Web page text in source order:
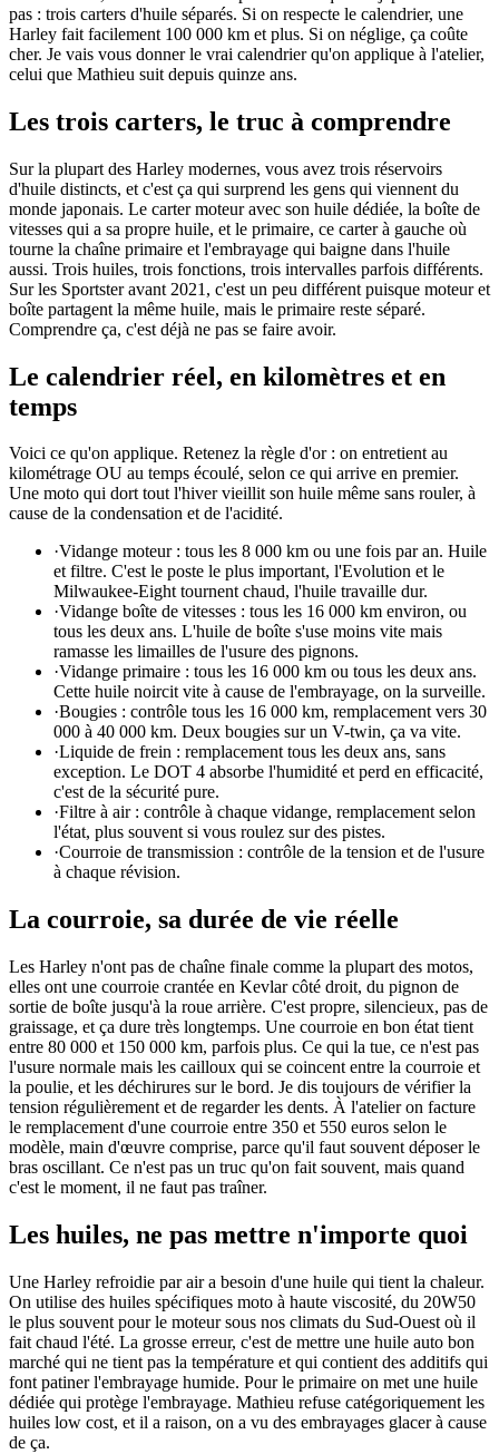
pas : trois carters d'huile séparés. Si on respecte le calendrier, une
Harley fait facilement 100 000 km et plus. Si on néglige, ça coûte
cher. Je vais vous donner le vrai calendrier qu'on applique à l'atelier,
celui que Mathieu suit depuis quinze ans.
Les trois carters, le truc à comprendre
Sur la plupart des Harley modernes, vous avez trois réservoirs
d'huile distincts, et c'est ça qui surprend les gens qui viennent du
monde japonais. Le carter moteur avec son huile dédiée, la boîte de
vitesses qui a sa propre huile, et le primaire, ce carter à gauche où
tourne la chaîne primaire et l'embrayage qui baigne dans l'huile
aussi. Trois huiles, trois fonctions, trois intervalles parfois différents.
Sur les Sportster avant 2021, c'est un peu différent puisque moteur et
boîte partagent la même huile, mais le primaire reste séparé.
Comprendre ça, c'est déjà ne pas se faire avoir.
Le calendrier réel, en kilomètres et en
temps
Voici ce qu'on applique. Retenez la règle d'or : on entretient au
kilométrage OU au temps écoulé, selon ce qui arrive en premier.
Une moto qui dort tout l'hiver vieillit son huile même sans rouler, à
cause de la condensation et de l'acidité.
·Vidange moteur : tous les 8 000 km ou une fois par an. Huile
et filtre. C'est le poste le plus important, l'Evolution et le
Milwaukee-Eight tournent chaud, l'huile travaille dur.
·Vidange boîte de vitesses : tous les 16 000 km environ, ou
tous les deux ans. L'huile de boîte s'use moins vite mais
ramasse les limailles de l'usure des pignons.
·Vidange primaire : tous les 16 000 km ou tous les deux ans.
Cette huile noircit vite à cause de l'embrayage, on la surveille.
·Bougies : contrôle tous les 16 000 km, remplacement vers 30
000 à 40 000 km. Deux bougies sur un V-twin, ça va vite.
·Liquide de frein : remplacement tous les deux ans, sans
exception. Le DOT 4 absorbe l'humidité et perd en efficacité,
c'est de la sécurité pure.
·Filtre à air : contrôle à chaque vidange, remplacement selon
l'état, plus souvent si vous roulez sur des pistes.
·Courroie de transmission : contrôle de la tension et de l'usure
à chaque révision.
La courroie, sa durée de vie réelle
Les Harley n'ont pas de chaîne finale comme la plupart des motos,
elles ont une courroie crantée en Kevlar côté droit, du pignon de
sortie de boîte jusqu'à la roue arrière. C'est propre, silencieux, pas de
graissage, et ça dure très longtemps. Une courroie en bon état tient
entre 80 000 et 150 000 km, parfois plus. Ce qui la tue, ce n'est pas
l'usure normale mais les cailloux qui se coincent entre la courroie et
la poulie, et les déchirures sur le bord. Je dis toujours de vérifier la
tension régulièrement et de regarder les dents. À l'atelier on facture
le remplacement d'une courroie entre 350 et 550 euros selon le
modèle, main d'œuvre comprise, parce qu'il faut souvent déposer le
bras oscillant. Ce n'est pas un truc qu'on fait souvent, mais quand
c'est le moment, il ne faut pas traîner.
Les huiles, ne pas mettre n'importe quoi
Une Harley refroidie par air a besoin d'une huile qui tient la chaleur.
On utilise des huiles spécifiques moto à haute viscosité, du 20W50
le plus souvent pour le moteur sous nos climats du Sud-Ouest où il
fait chaud l'été. La grosse erreur, c'est de mettre une huile auto bon
marché qui ne tient pas la température et qui contient des additifs qui
font patiner l'embrayage humide. Pour le primaire on met une huile
dédiée qui protège l'embrayage. Mathieu refuse catégoriquement les
huiles low cost, et il a raison, on a vu des embrayages glacer à cause
de ça.